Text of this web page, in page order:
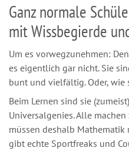
Zertifikate
Ganz normale
mit Wissbegierde
Um es vorwegzunehmen:
es eigentlich gar nicht. Sie
bunt und vielfältig. Oder, wie
Beim Lernen sind sie
Universalgenies. Alle
müssen deshalb Mathematik
gibt echte Sportfreaks und